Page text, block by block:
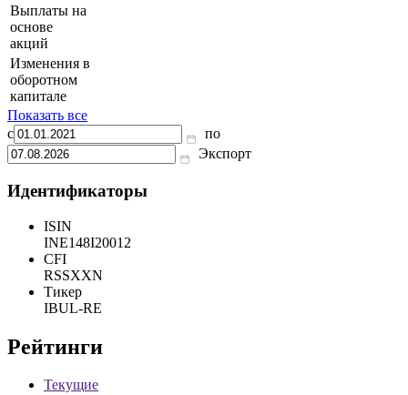
Выплаты на
основе
акций
Изменения в
оборотном
капитале
Показать все
с
по
Экспорт
Идентификаторы
ISIN
INE148I20012
CFI
RSSXXN
Тикер
IBUL-RE
Рейтинги
Текущие